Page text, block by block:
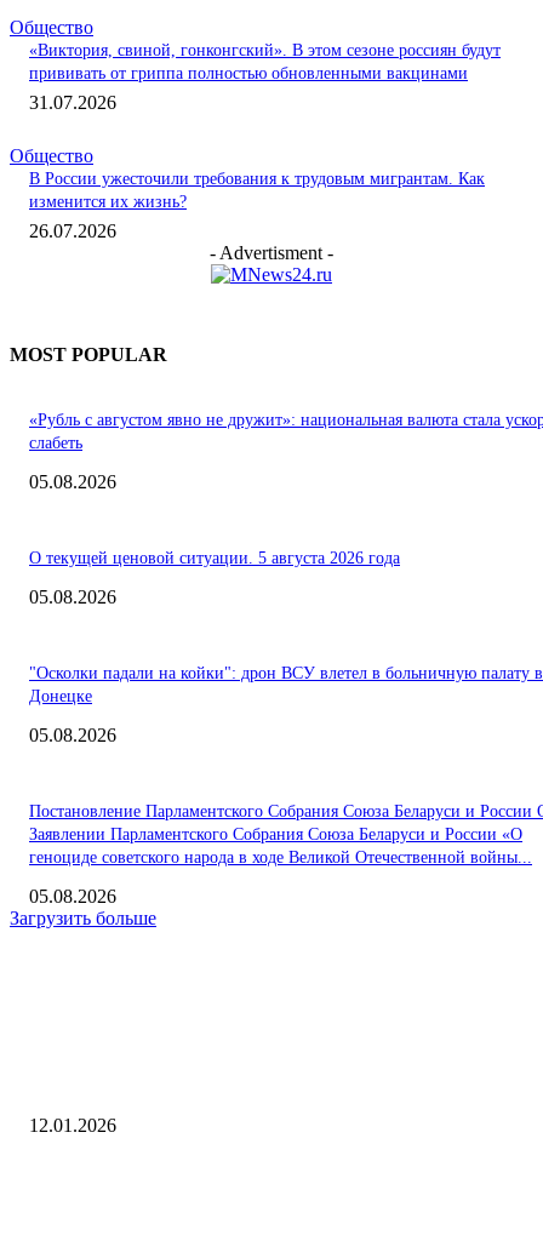
Общество
«Виктория, свиной, гонконгский». В этом сезоне россиян будут
прививать от гриппа полностью обновленными вакцинами
31.07.2026
Общество
В России ужесточили требования к трудовым мигрантам. Как
изменится их жизнь?
26.07.2026
- Advertisment -
MOST POPULAR
«Рубль с августом явно не дружит»: национальная валюта стала
слабеть
05.08.2026
О текущей ценовой ситуации. 5 августа 2026 года
05.08.2026
"Осколки падали на койки": дрон ВСУ влетел в больничную палату в
Донецке
05.08.2026
Постановление Парламентского Собрания Союза Беларуси и России
Заявлении Парламентского Собрания Союза Беларуси и России «О
геноциде советского народа в ходе Великой Отечественной войны...
05.08.2026
Загрузить больше
12.01.2026